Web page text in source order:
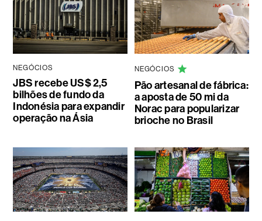
NEGÓCIOS
JBS recebe US$ 2,5
bilhões de fundo da
Indonésia para expandir
operação na Ásia
NEGÓCIOS
Pão artesanal de fábrica:
a aposta de 50 mi da
Norac para popularizar
brioche no Brasil